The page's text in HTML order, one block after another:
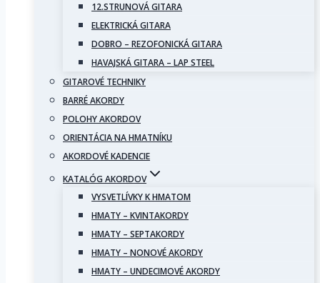
12.STRUNOVÁ GITARA
ELEKTRICKÁ GITARA
DOBRO – REZOFONICKÁ GITARA
HAVAJSKÁ GITARA – LAP STEEL
GITAROVÉ TECHNIKY
BARRÉ AKORDY
POLOHY AKORDOV
ORIENTÁCIA NA HMATNÍKU
AKORDOVÉ KADENCIE
KATALÓG AKORDOV
VYSVETLÍVKY K HMATOM
HMATY – KVINTAKORDY
HMATY – SEPTAKORDY
HMATY – NONOVÉ AKORDY
HMATY – UNDECIMOVÉ AKORDY